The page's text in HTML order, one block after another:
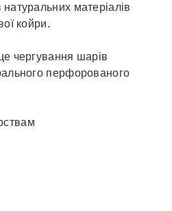
матеріалів
койри.
чергування шарів
перфорованого